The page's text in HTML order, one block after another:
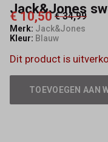
Jack&Jones
€ 10,50 € 34,99
Merk: Jack&Jones
Kleur: Blauw
Dit product is
TOEVOEGEN AAN